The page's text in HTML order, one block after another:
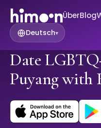
ÜberBlog
Deutsch▾
Date
Puyang with